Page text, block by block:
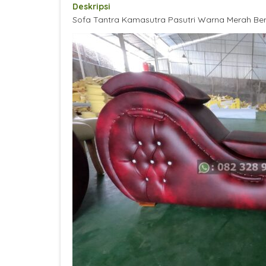
Deskripsi
Sofa Tantra Kamasutra Pasutri Warna Merah